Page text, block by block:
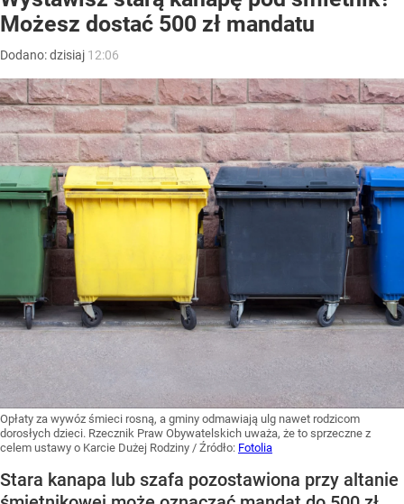
Możesz dostać 500 zł mandatu
Dodano:dzisiaj 12:06
Opłaty za wywóz śmieci rosną, a gminy odmawiają ulg nawet rodzicom
dorosłych dzieci. Rzecznik Praw Obywatelskich uważa, że to sprzeczne z
celem ustawy o Karcie Dużej Rodziny / Źródło: Fotolia
Stara kanapa lub szafa pozostawiona przy altanie